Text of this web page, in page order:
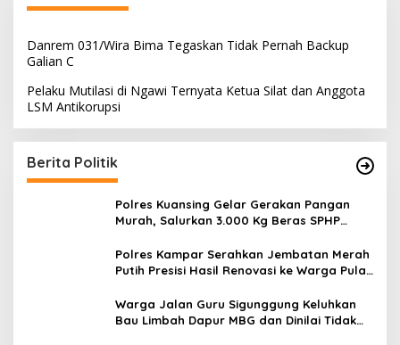
Danrem 031/Wira Bima Tegaskan Tidak Pernah Backup
Galian C
Pelaku Mutilasi di Ngawi Ternyata Ketua Silat dan Anggota
LSM Antikorupsi
Berita Politik
Polres Kuansing Gelar Gerakan Pangan
Murah, Salurkan 3.000 Kg Beras SPHP
Polres Kampar Serahkan Jembatan Merah
Putih Presisi Hasil Renovasi ke Warga Pulau
Warga Jalan Guru Sigunggung Keluhkan
Bau Limbah Dapur MBG dan Dinilai Tidak